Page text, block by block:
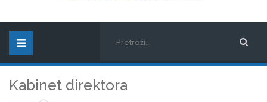
Kabinet direktora